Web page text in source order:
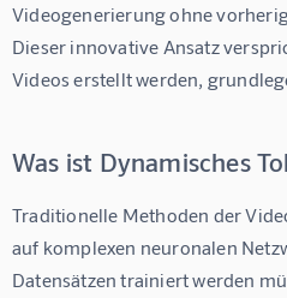
Videogenerierung ohne
Dieser innovative Ansatz
Videos erstellt werden,
Was ist Dynamisches
Traditionelle Methoden der
auf komplexen neuronalen
Datensätzen trainiert werden